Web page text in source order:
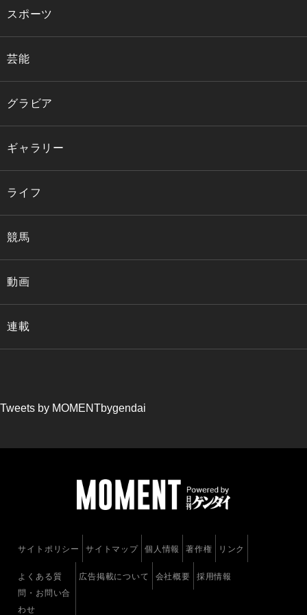
スポーツ
芸能
グラビア
ギャラリー
ライフ
競馬
動画
連載
Tweets by MOMENTbygendai
サイトポリシー サイトマップ 個人情報 著作権 リンク
よくある質
問・お問い合
わせ
広告掲載について 会社概要 採用情報